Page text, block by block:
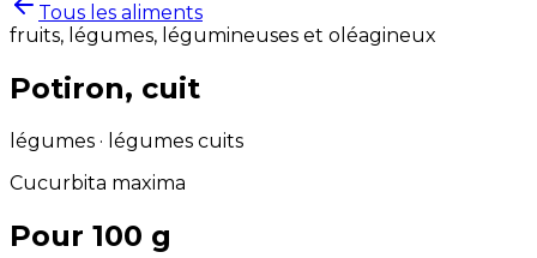
Tous les aliments
fruits, légumes, légumineuses et oléagineux
Potiron, cuit
légumes · légumes cuits
Cucurbita maxima
Pour 100 g